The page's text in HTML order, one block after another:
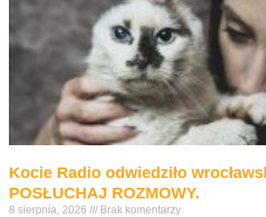
Kocie Radio odwiedziło
POSŁUCHAJ ROZMOWY.
8 sierpnia, 2026 Brak komentarzy